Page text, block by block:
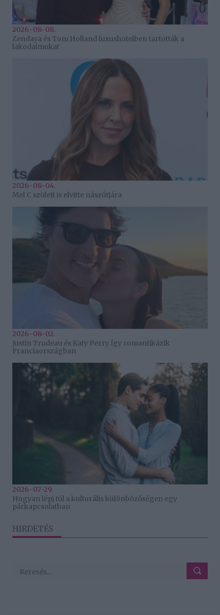
2026-08-08.
Zendaya és Tom Holland luxushotelben tartották a
lakodalmukat
2026-08-04.
Mel C szüleit is elvitte nászútjára
2026-08-02.
Justin Trudeau és Katy Perry így romantikázik
Franciaországban
2026-07-29.
Hogyan lépj túl a kulturális különbözőségen egy
párkapcsolatban
HIRDETÉS